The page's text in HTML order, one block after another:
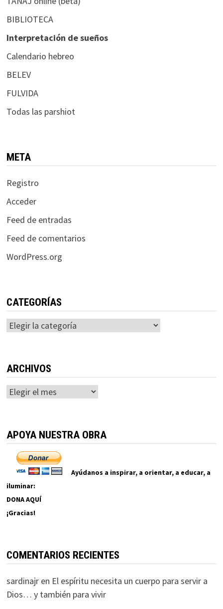
BIBLIOTECA
Interpretación de sueños
Calendario hebreo
BELEV
FULVIDA
Todas las parshiot
META
Registro
Acceder
Feed de entradas
Feed de comentarios
WordPress.org
CATEGORÍAS
Categorías
ARCHIVOS
Archivos
APOYA NUESTRA OBRA
Ayúdanos a inspirar, a orientar, a educar, a
iluminar:
DONA AQUÍ
¡Gracias!
COMENTARIOS RECIENTES
sardinajren El espíritu necesita un cuerpo para servir a
Dios… y también para vivir